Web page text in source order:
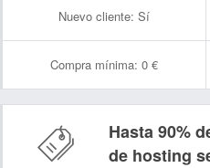
Nuevo cliente: Sí
Compra mínima: 0 €
Hasta 90%
de hosting